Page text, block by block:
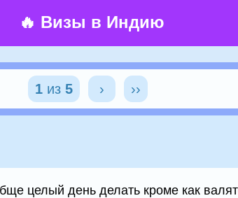
🔥 Визы в Индию
1из 5 › ››
целый день делать кроме как